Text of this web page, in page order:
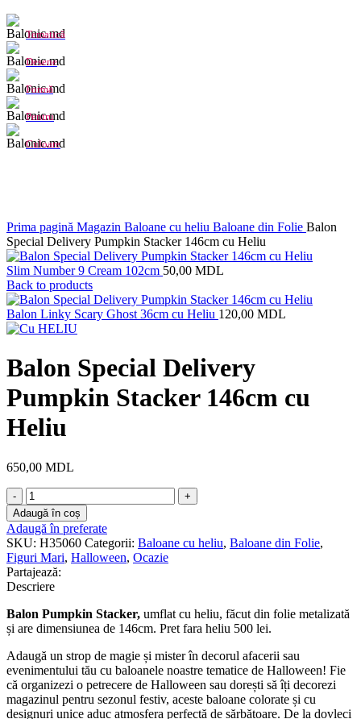
Tematică
Desene
Formă
Pentru
Culoare
Prima pagină Magazin Baloane cu heliu Baloane din Folie Balon
Special Delivery Pumpkin Stacker 146cm cu Heliu
Slim Number 9 Cream 102cm 50,00 MDL
Back to products
Balon Linky Scary Ghost 36cm cu Heliu 120,00 MDL
Balon Special Delivery
Pumpkin Stacker 146cm cu
Heliu
650,00 MDL
Cantitate
Balon
Special
Delivery
Pumpkin
Stacker
146cm
cu
Heliu
Adaugă în coș
Adaugă în preferate
SKU: H35060 Categorii: Baloane cu heliu, Baloane din Folie,
Figuri Mari, Halloween, Ocazie
Partajează:
Descriere
Balon Pumpkin Stacker, umflat cu heliu, făcut din folie metalizată
și are dimensiunea de 146cm. Pret fara heliu 500 lei.
Adaugă un strop de magie și mister în decorul afacerii sau
evenimentului tău cu baloanele noastre tematice de Halloween! Fie
că organizezi o petrecere de Halloween sau dorești să îți decorezi
magazinul pentru sezonul festiv, aceste baloane colorate și cu
designuri unice aduc atmosfera perfectă de sărbătoare. De la dovleci